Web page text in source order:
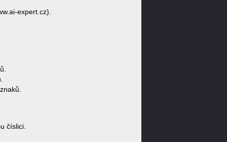
expert.cz).
číslici.